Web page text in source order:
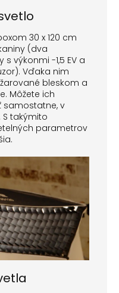
30 x 120 cm
(dva
výkonmi -1,5 EV a
Vďaka nim
bleskom a
Môžete ich
v
takýmito
parametrov